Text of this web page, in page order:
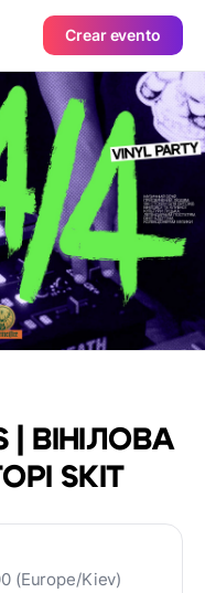
Crear evento
| ВІНІЛОВА
SKIT
(Europe/Kiev)